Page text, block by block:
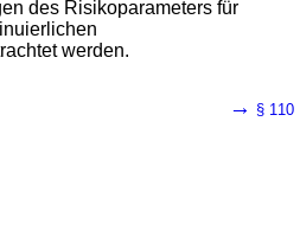
an die Nutzung
des Risikoparameters für
werden.
→ § 110